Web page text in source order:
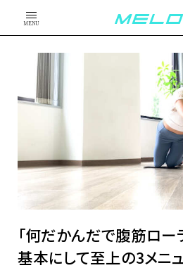
MENU
「何だかんだで腹筋ロー
基本にして至上の3メニ